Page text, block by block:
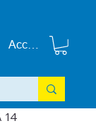
Accedi
14